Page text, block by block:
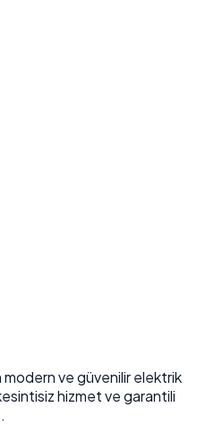
ve güvenilir elektrik
hizmet ve garantili